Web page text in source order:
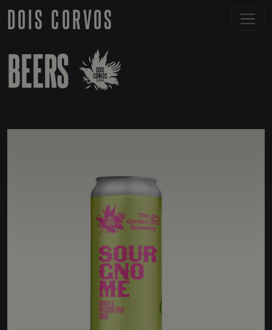
DOIS CORVOS
BEERS